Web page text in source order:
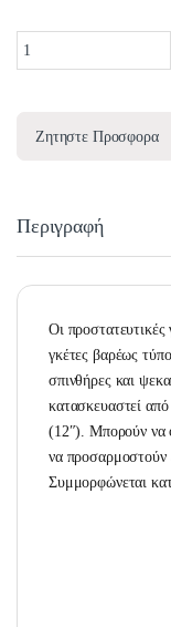
Ζητηστε Προσφορα
Περιγραφή
Οι
γκέτες βαρέως
σπινθήρες και
κατασκευαστεί
(12″). Μπορούν να
να προσαρμοστούν
Συμμορφώνεται